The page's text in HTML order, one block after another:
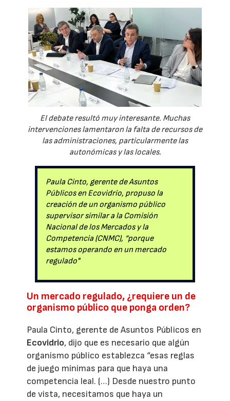
El debate resultó muy interesante. Muchas
intervenciones lamentaron la falta de recursos de
las administraciones, particularmente las
autonómicas y las locales.
Paula Cinto, gerente de Asuntos
Públicos en Ecovidrio, propuso la
creación de un organismo público
supervisor similar a la Comisión
Nacional de los Mercados y la
Competencia (CNMC), “porque
estamos operando en un mercado
regulado"
Un mercado regulado, ¿requiere un de
organismo público que ponga orden?
Paula Cinto, gerente de Asuntos Públicos en
Ecovidrio, dijo que es necesario que algún
organismo público establezca “esas reglas
de juego mínimas para que haya una
competencia leal. (…) Desde nuestro punto
de vista, necesitamos que haya un